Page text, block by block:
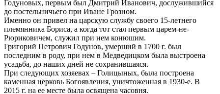
Годуновых, первым был Дмитрий Иванович, дослужившийся
до постельничьего при Иване Грозном.
Именно он привел на царскую службу своего 15-летнего
племянника Бориса, а когда тот стал первым царем-не-
Рюриковичем, служил при нем конюшим.
Григорий Петрович Годунов, умерший в 1700 г. был
последним в роду, при нем в Медведицком была выстроена
усадьба, до наших дней не сохранившаяся.
При следующих хозяевах – Голицыных, была построена
каменная церковь Богоявления, уничтоженная в 1930-е. В
2015 г. на ее месте была освящена часовня.